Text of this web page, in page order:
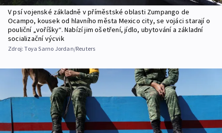
V psí vojenské základně v příměstské oblasti Zumpango de
Ocampo, kousek od hlavního města Mexico city, se vojáci starají o
pouliční „voříšky“. Nabízí jim ošetření, jídlo, ubytování a základní
socializační výcvik
Zdroj:Toya Sarno Jordan/Reuters